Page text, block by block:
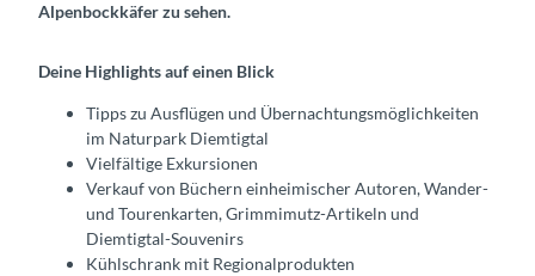
Alpenbockkäfer zu sehen.
Deine Highlights auf einen Blick
Tipps zu Ausflügen und Übernachtungsmöglichkeiten
im Naturpark Diemtigtal
Vielfältige Exkursionen
Verkauf von Büchern einheimischer Autoren, Wander-
und Tourenkarten, Grimmimutz-Artikeln und
Diemtigtal-Souvenirs
Kühlschrank mit Regionalprodukten